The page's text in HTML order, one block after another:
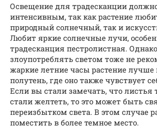
Освещение для традесканции
интенсивным, так как растение
природный солнечный, так и
Любит яркие солнечные лучи,
традесканция пестролистная. Однако
злоупотреблять светом тоже не
жаркие летние часы растение лучше
полутень, где оно также чувствует
Если вы стали замечать, что листья
стали желтеть, то это может быть
переизбытком света. В этом случае
поместить в более темное место.